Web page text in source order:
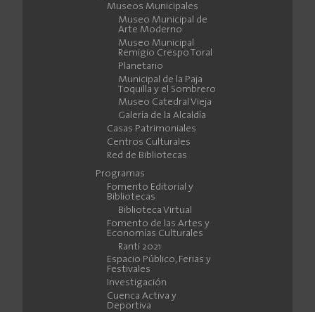
Museos Municipales
Museo Municipal de
Arte Moderno
Museo Municipal
Remigio Crespo Toral
Planetario
Municipal de la Paja
Toquilla y el Sombrero
Museo Catedral Vieja
Galería de la Alcaldía
Casas Patrimoniales
Centros Culturales
Red de Bibliotecas
Programas
Fomento Editorial y
Bibliotecas
Biblioteca Virtual
Fomento de las Artes y
Economías Culturales
Ranti 2021
Espacio Público, Ferias y
Festivales
Investigación
Cuenca Activa y
Deportiva